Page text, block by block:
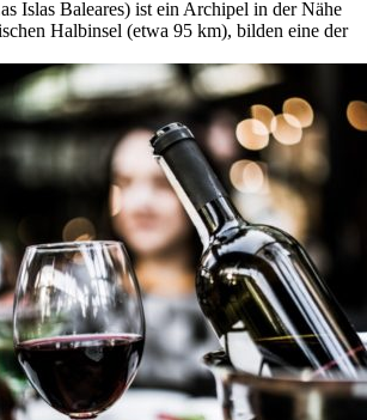
Islas Baleares) ist ein Archipel in der Nähe
Halbinsel (etwa 95 km), bilden eine der